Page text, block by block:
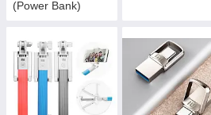
(Power Bank)